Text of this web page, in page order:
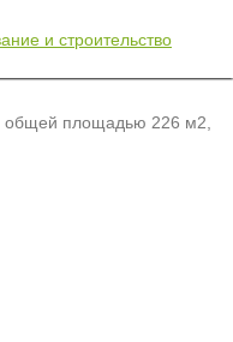
общей площадью 226 м2,